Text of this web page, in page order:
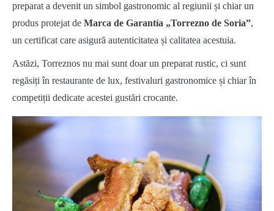
preparat a devenit un simbol gastronomic al regiunii și chiar un
produs protejat de Marca de Garantía „Torrezno de Soria”,
un certificat care asigură autenticitatea și calitatea acestuia.
Astăzi, Torreznos nu mai sunt doar un preparat rustic, ci sunt
regăsiți în restaurante de lux, festivaluri gastronomice și chiar în
competiții dedicate acestei gustări crocante.